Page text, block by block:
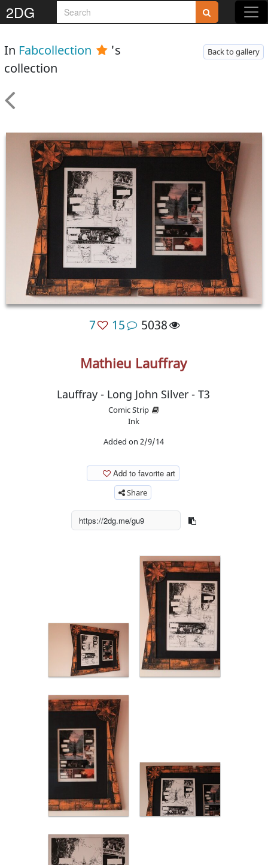
2DG
In Fabcollection
's
collection
Back to gallery
7 15 5038
Mathieu Lauffray
Lauffray - Long John Silver - T3
Comic Strip
Ink
Added on 2/9/14
Add to favorite art
Share